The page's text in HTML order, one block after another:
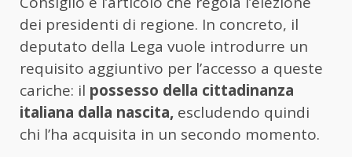
dei presidenti di regione. In concreto, il
deputato della Lega vuole introdurre un
requisito aggiuntivo per l’accesso a queste
cariche: il possesso della cittadinanza
italiana dalla nascita, escludendo quindi
chi l’ha acquisita in un secondo momento.